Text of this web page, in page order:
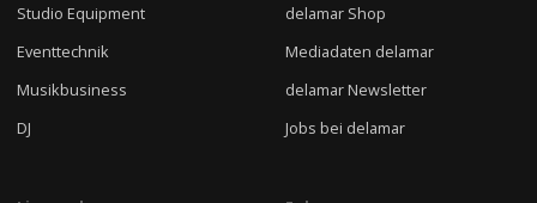
Studio Equipment
Eventtechnik
Musikbusiness
DJ
delamar Shop
Mediadaten delamar
delamar Newsletter
Jobs bei delamar